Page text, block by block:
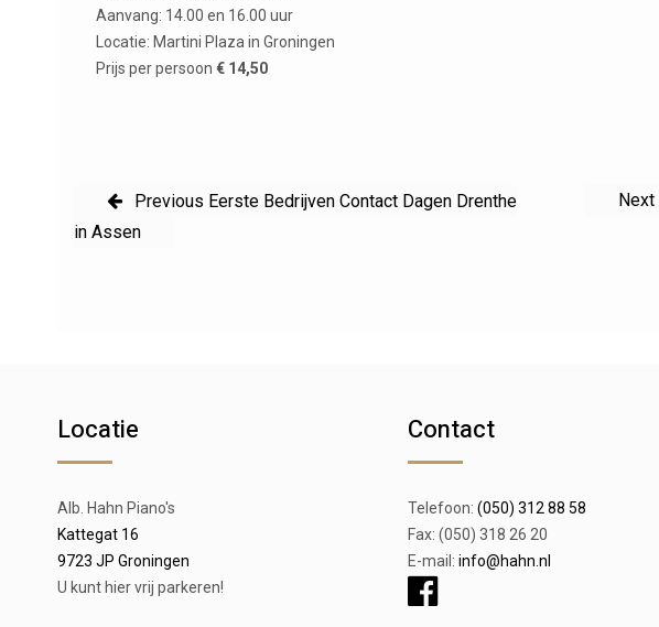
Aanvang: 14.00 en 16.00 uur
Locatie: Martini Plaza in Groningen
Prijs per persoon € 14,50
Bericht
navigatie
Previous Previous
Eerste Bedrijven Contact Dagen Drenthe
in Assen
Next
Locatie
Alb. Hahn Piano's
Kattegat 16
9723 JP Groningen
U kunt hier vrij parkeren!
Contact
Telefoon: (050) 312 88 58
Fax: (050) 318 26 20
E-mail: info@hahn.nl